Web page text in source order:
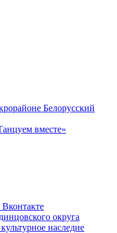
Белорусский
вместе»
округа
наследие